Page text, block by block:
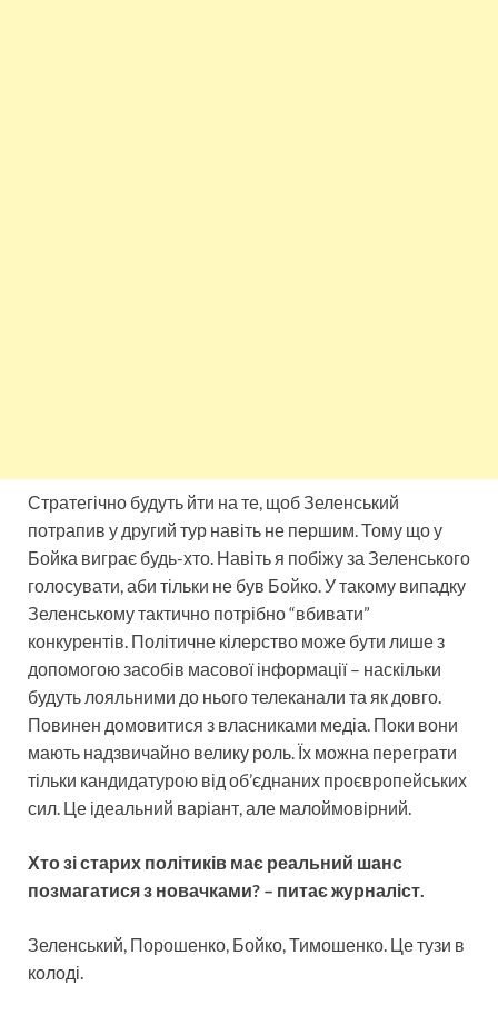
Стратегічно будуть йти на те, щоб Зеленський
потрапив у другий тур навіть не першим. Тому що у
Бойка виграє будь-хто. Навіть я побіжу за Зеленського
голосувати, аби тільки не був Бойко. У такому випадку
Зеленському тактично потрібно “вбивати”
конкурентів. Політичне кілерство може бути лише з
допомогою засобів масової інформації – наскільки
будуть лояльними до нього телеканали та як довго.
Повинен домовитися з власниками медіа. Поки вони
мають надзвичайно велику роль. Їх можна переграти
тільки кандидатурою від об’єднаних проєвропейських
сил. Це ідеальний варіант, але малоймовірний.
Хто зі старих політиків має реальний шанс
позмагатися з новачками? – питає журналіст.
Зеленський, Порошенко, Бойко, Тимошенко. Це тузи в
колоді.